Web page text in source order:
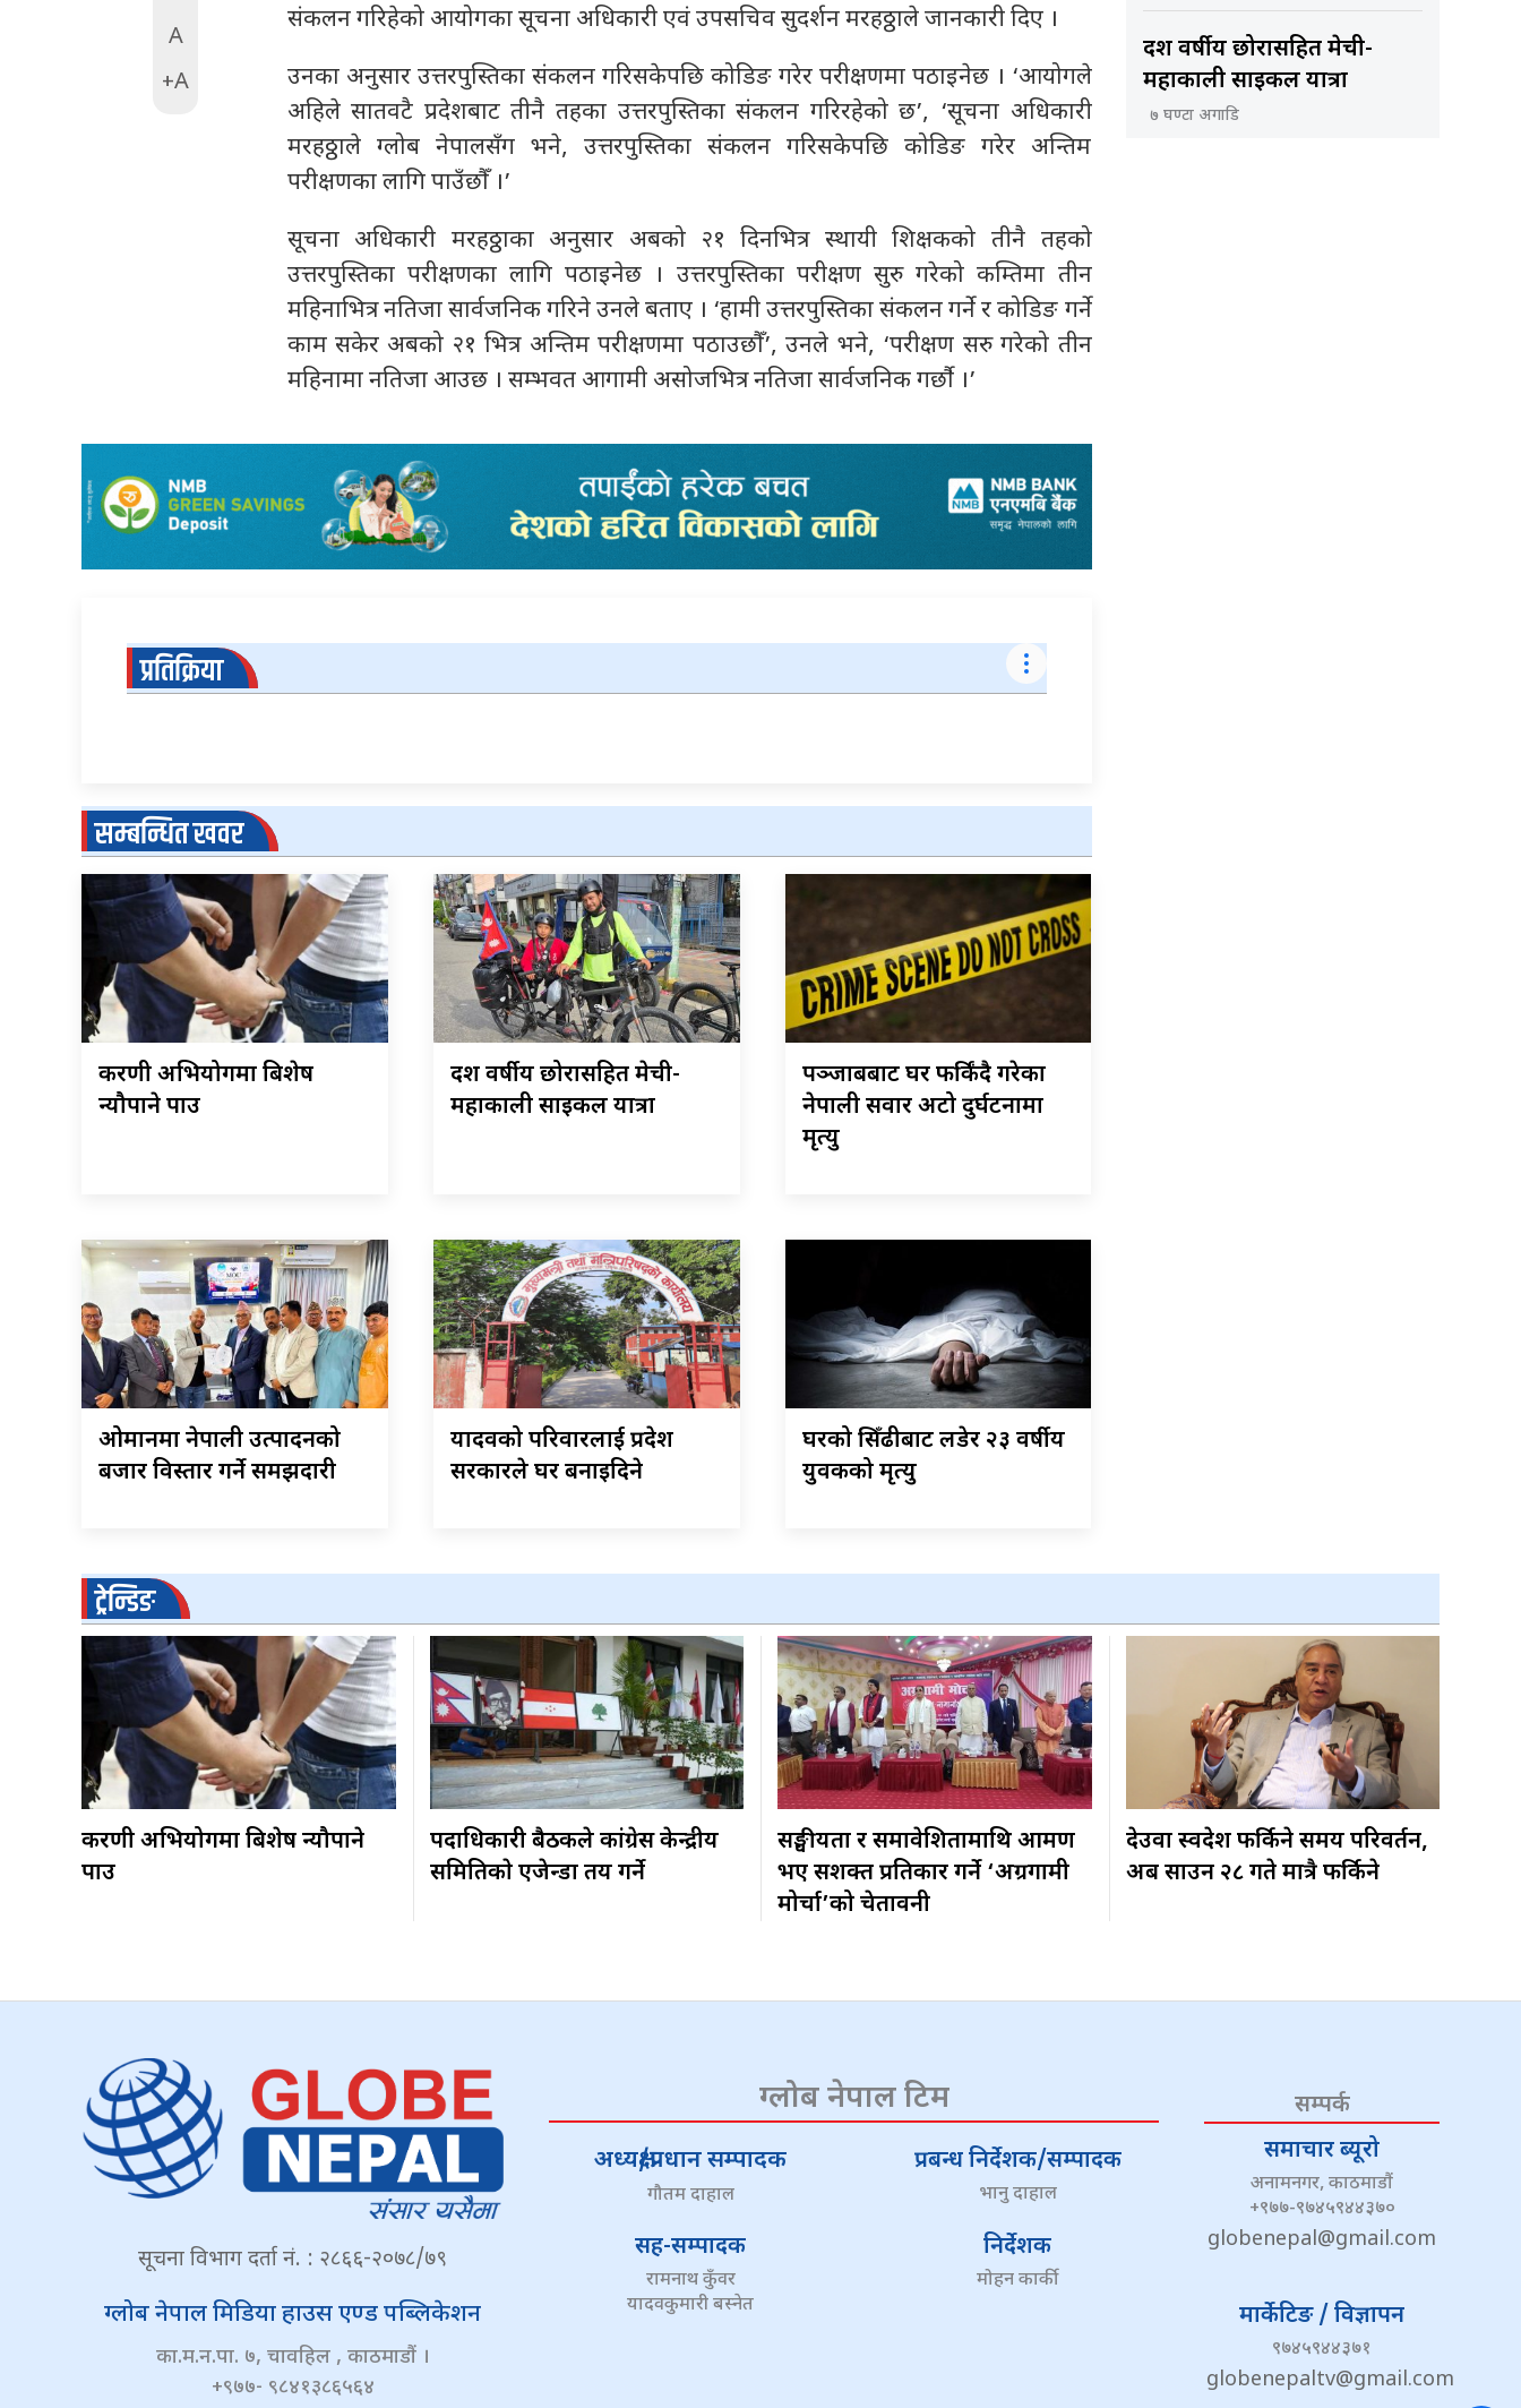
A
+A
संकलन गरिहेको आयोगका सूचना अधिकारी एवं उपसचिव सुदर्शन मरहठ्ठाले जानकारी दिए ।
उनका अनुसार उत्तरपुस्तिका संकलन गरिसकेपछि कोडिङ गरेर परीक्षणमा पठाइनेछ । ‘आयोगले
अहिले सातवटै प्रदेशबाट तीनै तहका उत्तरपुस्तिका संकलन गरिरहेको छ’, ‘सूचना अधिकारी
मरहठ्ठाले ग्लोब नेपालसँग भने, उत्तरपुस्तिका संकलन गरिसकेपछि कोडिङ गरेर अन्तिम
परीक्षणका लागि पाउँछौँ ।’
सूचना अधिकारी मरहठ्ठाका अनुसार अबको २१ दिनभित्र स्थायी शिक्षकको तीनै तहको
उत्तरपुस्तिका परीक्षणका लागि पठाइनेछ । उत्तरपुस्तिका परीक्षण सुरु गरेको कम्तिमा तीन
महिनाभित्र नतिजा सार्वजनिक गरिने उनले बताए । ‘हामी उत्तरपुस्तिका संकलन गर्ने र कोडिङ गर्ने
काम सकेर अबको २१ भित्र अन्तिम परीक्षणमा पठाउछौँ’, उनले भने, ‘परीक्षण सरु गरेको तीन
महिनामा नतिजा आउछ । सम्भवत आगामी असोजभित्र नतिजा सार्वजनिक गर्छौ ।’
प्रतिक्रिया
सम्बन्धित खवर
करणी अभियोगमा बिशेष
न्यौपाने पक्राउ
दश वर्षीय छोरासहित मेची-
महाकाली साइकल यात्रा
पञ्जाबबाट घर फर्किंदै गरेका
नेपाली सवार अटो दुर्घटनामा
मृत्यु
ओमानमा नेपाली उत्पादनको
बजार विस्तार गर्ने समझदारी
यादवको परिवारलाई प्रदेश
सरकारले घर बनाइदिने
घरको सिँढीबाट लडेर २३ वर्षीय
युवकको मृत्यु
दश वर्षीय छोरासहित मेची-
महाकाली साइकल यात्रा
७ घण्टा अगाडि
ट्रेन्डिङ
करणी अभियोगमा बिशेष न्यौपाने
पक्राउ
पदाधिकारी बैठकले कांग्रेस केन्द्रीय
समितिकाे एजेन्डा तय गर्ने
सङ्घीयता र समावेशितामाथि आक्रमण
भए सशक्त प्रतिकार गर्ने ‘अग्रगामी
मोर्चा’को चेतावनी
देउवा स्वदेश फर्किने समय परिवर्तन,
अब साउन २८ गते मात्रै फर्किने
सूचना विभाग दर्ता नं. : २८६६-२०७८/७९
ग्लोब नेपाल मिडिया हाउस एण्ड पब्लिकेशन
का.म.न.पा. ७, चावहिल , काठमाडौं ।
+९७७- ९८४१३८६५६४
ग्लोब नेपाल टिम
अध्यक्ष/प्रधान सम्पादक
गौतम दाहाल
प्रबन्ध निर्देशक/सम्पादक
भानु दाहाल
सह-सम्पादक
रामनाथ कुँवर
यादवकुमारी बस्नेत
निर्देशक
मोहन कार्की
सम्पर्क
समाचार ब्यूरो
अनामनगर, काठमाडौं
+९७७-९७४५९४४३७०
globenepal@gmail.com
मार्केटिङ / विज्ञापन
९७४५९४४३७१
globenepaltv@gmail.com